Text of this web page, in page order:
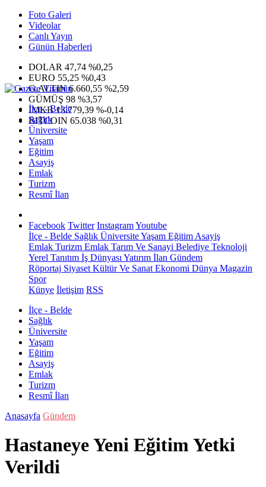
Foto Galeri
Videolar
Canlı Yayın
Günün Haberleri
DOLAR 47,74 %0,25
EURO 55,25 %0,43
G.ALTIN6.660,55 %2,59
GÜMÜŞ 98 %3,57
IMKB13.779,39 %-0,14
BITCOIN 65.038 %0,31
İlçe - Belde
Sağlık
Üniversite
Yaşam
Eğitim
Asayiş
Emlak
Turizm
Resmî İlan
Facebook Twitter InstagramYoutube
İlçe - Belde Sağlık ÜniversiteYaşam Eğitim Asayiş
Emlak Turizm Emlak Tarım Ve Sanayi Belediye Teknoloji
Yerel Tanıtım İş Dünyası Yatırım İlan Gündem
Röportaj Siyaset Kültür Ve Sanat Ekonomi Dünya Magazin
Spor
Künye İletişim RSS
İlçe - Belde
Sağlık
Üniversite
Yaşam
Eğitim
Asayiş
Emlak
Turizm
Resmî İlan
Anasayfa Gündem
Hastaneye Yeni Eğitim Yetki
Verildi